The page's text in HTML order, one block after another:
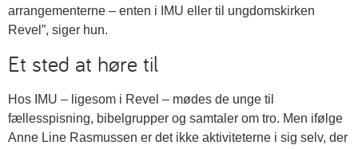
arrangementerne – enten i IMU eller til ungdomskirken
Revel”, siger hun.
Et sted at høre til
Hos IMU – ligesom i Revel – mødes de unge til
fællesspisning, bibelgrupper og samtaler om tro. Men ifølge
Anne Line Rasmussen er det ikke aktiviteterne i sig selv, der